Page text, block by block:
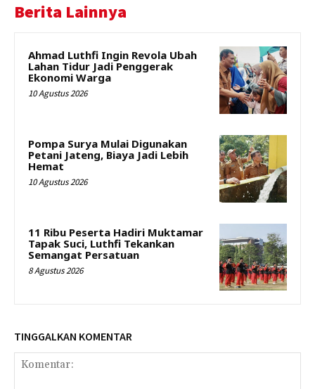
Berita Lainnya
Ahmad Luthfi Ingin Revola Ubah
Lahan Tidur Jadi Penggerak
Ekonomi Warga
10 Agustus 2026
Pompa Surya Mulai Digunakan
Petani Jateng, Biaya Jadi Lebih
Hemat
10 Agustus 2026
11 Ribu Peserta Hadiri Muktamar
Tapak Suci, Luthfi Tekankan
Semangat Persatuan
8 Agustus 2026
TINGGALKAN KOMENTAR